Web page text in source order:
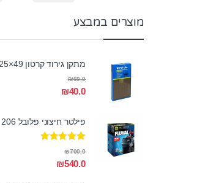
מוצרים במבצע
מתקן גירוד קרטון 49×25 סמ
₪40.0
₪60.0
פילטר חיצוני פלובל 206
דורג5.00
₪540.0
₪700.0